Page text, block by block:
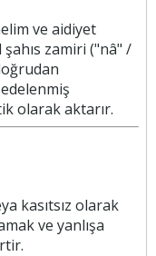
ve aidiyet
zamiri ("nâ" /
olarak aktarır.
kasıtsız olarak
ve yanlışa